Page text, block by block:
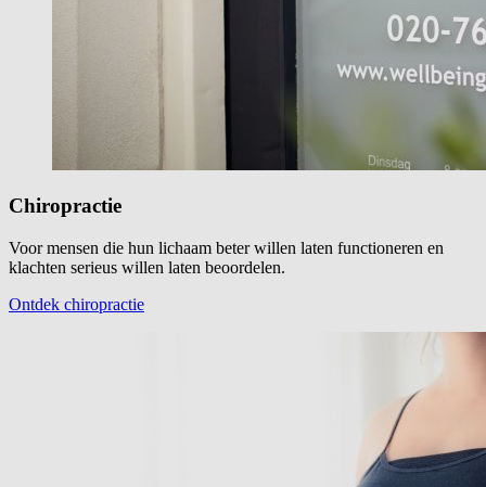
Chiropractie
Voor mensen die hun lichaam beter willen laten functioneren en
klachten serieus willen laten beoordelen.
Ontdek chiropractie